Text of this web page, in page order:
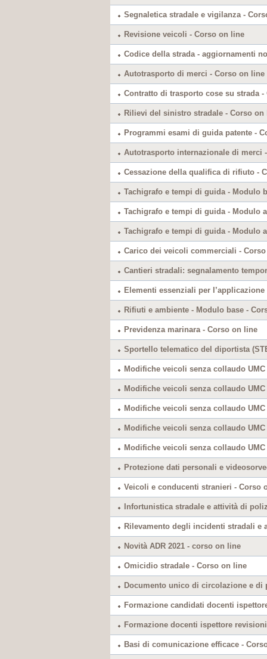
Segnaletica stradale e vigilanza -
Revisione veicoli - Corso on line
Codice della strada - aggiornamenti
Autotrasporto di merci - Corso on line
Contratto di trasporto cose su strada
Rilievi del sinistro stradale - Corso on
Programmi esami di guida patente -
Autotrasporto internazionale di merci
Cessazione della qualifica di rifiuto -
Tachigrafo e tempi di guida - Modulo
Tachigrafo e tempi di guida - Modulo
Tachigrafo e tempi di guida - Modulo
Carico dei veicoli commerciali -
Cantieri stradali: segnalamento
Elementi essenziali per
Rifiuti e ambiente - Modulo base -
Previdenza marinara - Corso on line
Sportello telematico del diportista
Modifiche veicoli senza collaudo
Modifiche veicoli senza collaudo
Modifiche veicoli senza collaudo
Modifiche veicoli senza collaudo
Modifiche veicoli senza collaudo
Protezione dati personali e
Veicoli e conducenti stranieri - Corso
Infortunistica stradale e attività di
Rilevamento degli incidenti stradali e
Novità ADR 2021 - corso on line
Omicidio stradale - Corso on line
Documento unico di circolazione e di
Formazione candidati docenti
Formazione docenti ispettore
Basi di comunicazione efficace -